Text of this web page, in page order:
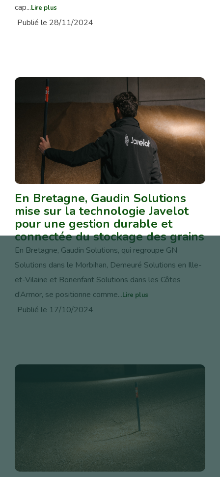
cap...Lire plus
Publié le 28/11/2024
En Bretagne, Gaudin Solutions
mise sur la technologie Javelot
pour une gestion durable et
connectée du stockage des grains
En Bretagne, Gaudin Solutions, qui regroupe GN
Solutions dans le Morbihan, Demeuré Solutions en Ille-
et-Vilaine et Bonenfant Solutions dans les Côtes
d’Armor, se positionne comme...Lire plus
Publié le 17/10/2024